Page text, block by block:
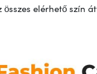
elérhető szín